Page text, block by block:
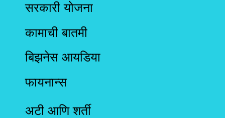
सरकारी योजना
कामाची बातमी
बिझनेस आयडिया
फायनान्स
अटी आणि शर्ती